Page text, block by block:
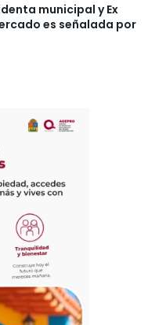
municipal y Ex
es señalada por